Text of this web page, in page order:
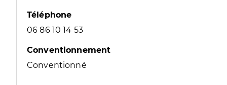
Téléphone
06 86 10 14 53
Conventionnement
Conventionné